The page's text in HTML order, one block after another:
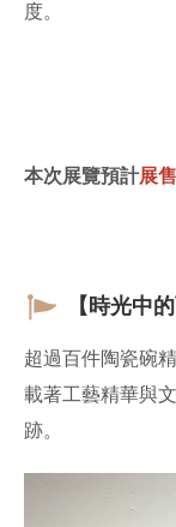
度。
本次展覽預計展
【時光中
超過百件陶瓷碗
載著工藝精華與
跡。